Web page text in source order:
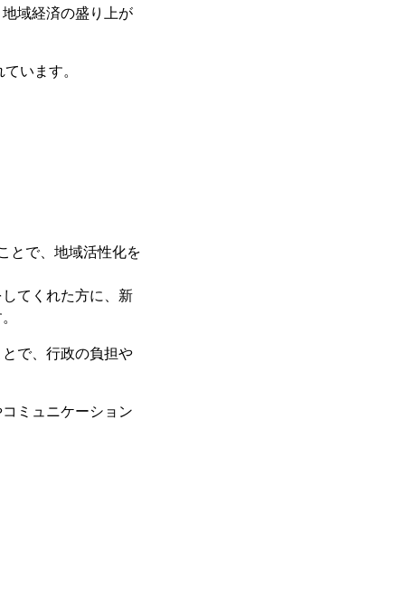
域経済の盛り上が
います。
とで、地域活性化を
てくれた方に、新
で、行政の負担や
ミュニケーション